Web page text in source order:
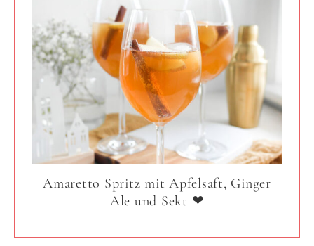
Amaretto Spritz mit Apfelsaft, Ginger
Ale und Sekt ❤